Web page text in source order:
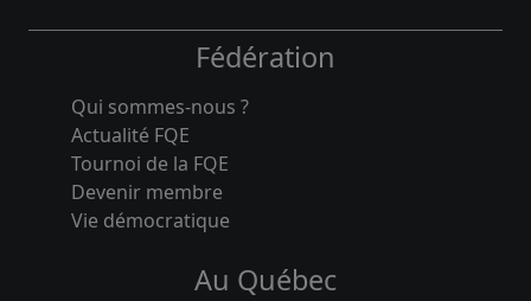
Fédération
Qui sommes-nous ?
Actualité FQE
Tournoi de la FQE
Devenir membre
Vie démocratique
Au Québec